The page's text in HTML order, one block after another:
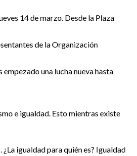
14 de marzo. Desde la Plaza
de la Organización
una lucha nueva hasta
e igualdad. Esto mientras existe
igualdad para quién es? Igualdad